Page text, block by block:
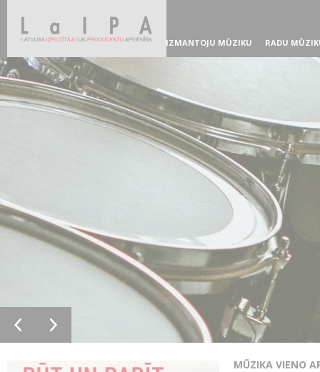
IZMANTOJU MŪZIKU RADU
MŪZIKA VIENO